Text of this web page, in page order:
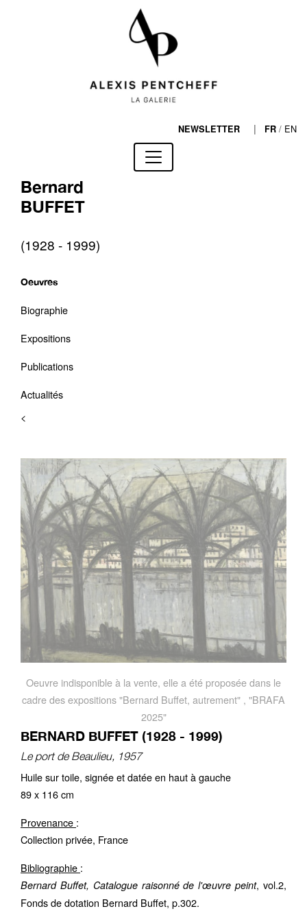
NEWSLETTER | FR / EN
Bernard
BUFFET
(1928 - 1999)
Oeuvres
Biographie
Expositions
Publications
Actualités
<
Oeuvre indisponible à la vente, elle a été proposée dans le
cadre des expositions "Bernard Buffet, autrement" , "BRAFA
2025"
BERNARD BUFFET (1928 - 1999)
Le port de Beaulieu, 1957
Huile sur toile, signée et datée en haut à gauche
89 x 116 cm
Provenance :
Collection privée, France
Bibliographie :
Bernard Buffet, Catalogue raisonné de l'œuvre peint, vol.2,
Fonds de dotation Bernard Buffet, p.302.